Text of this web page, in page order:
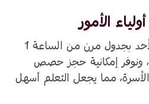
الأمور
نعمل يوميًا ما عدا يوم الأحد بجدول مرن من الساعة 1
الساعة 9 مساءً، ونوفر إمكانية حجز حصص
مما يجعل التعلم أسهل